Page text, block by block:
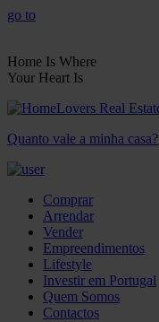
go to
Home Is Where
Your Heart Is
Quanto vale a minha casa?
Comprar
Arrendar
Vender
Empreendimentos
Lifestyle
Investir em Portugal
Quem Somos
Contactos